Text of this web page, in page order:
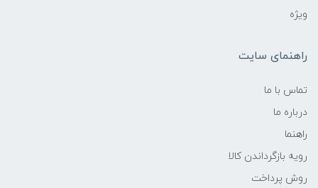
ویژه
راهنمای سایت
تماس با ما
درباره ما
راهنما
رویه‌ بازگرداندن کالا
روش پرداخت